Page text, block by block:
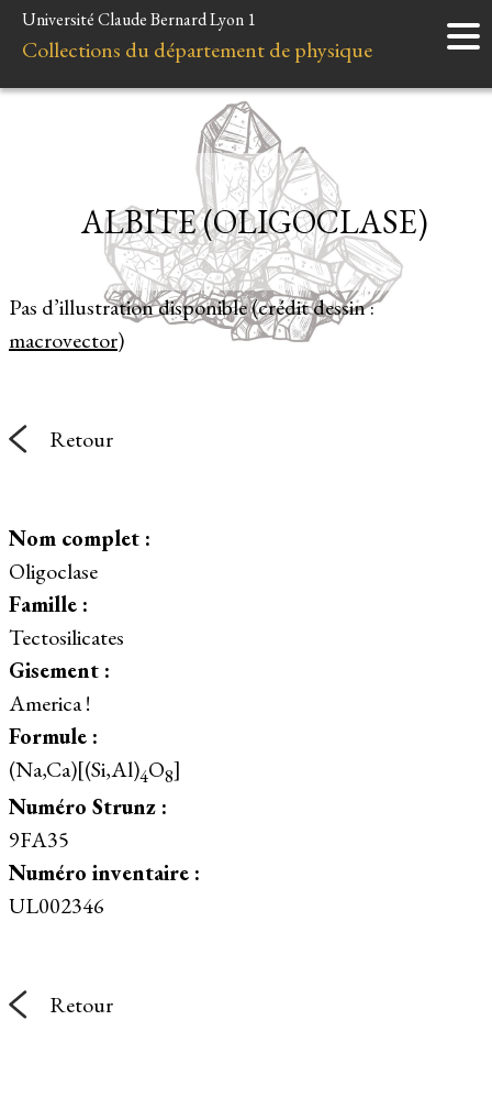
Accueil
Instruments
Liens et ressources
Université Claude Bernard Lyon 1
Collections du département de physique
Pas d’illustration disponible (crédit dessin :
macrovector)
ALBITE (OLIGOCLASE)
Retour
Nom complet :
Oligoclase
Famille :
Tectosilicates
Gisement :
America !
Formule :
(Na,Ca)[(Si,Al)4O8]
Numéro Strunz :
9FA35
Numéro inventaire :
UL002346
Retour